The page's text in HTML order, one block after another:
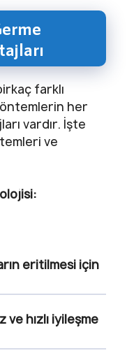
farklı
her
vardır. İşte
ve
eritilmesi için
ve hızlı iyileşme